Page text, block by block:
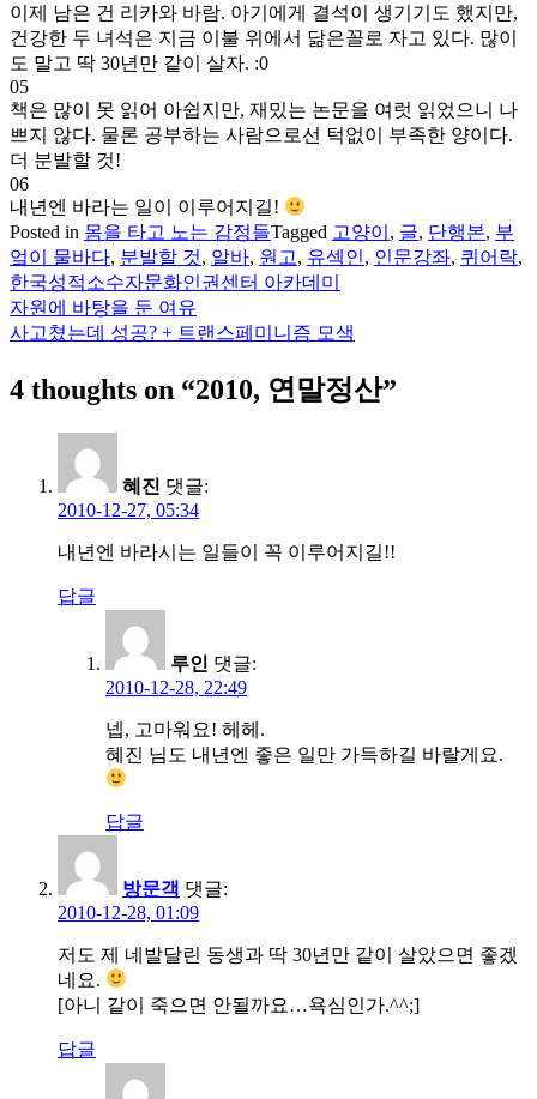
이제 남은 건 리카와 바람. 아기에게 결석이 생기기도 했지만,
건강한 두 녀석은 지금 이불 위에서 닮은꼴로 자고 있다. 많이
도 말고 딱 30년만 같이 살자. :0
05
책은 많이 못 읽어 아쉽지만, 재밌는 논문을 여럿 읽었으니 나
쁘지 않다. 물론 공부하는 사람으로선 턱없이 부족한 양이다.
더 분발할 것!
06
내년엔 바라는 일이 이루어지길!
Posted in 몸을 타고 노는 감정들Tagged 고양이 , 글, 단행본, 부
엌이 물바다, 분발할 것, 알바, 원고, 유섹인, 인문강좌, 퀴어락,
한국성적소수자문화인권센터 아카데미
글
탐
색
자원에 바탕을 둔 여유
사고쳤는데 성공? + 트랜스페미니즘 모색
4 thoughts on “2010, 연말정산”
혜진 댓글:
2010-12-27, 05:34
내년엔 바라시는 일들이 꼭 이루어지길!!
답글
루인 댓글:
2010-12-28, 22:49
넵, 고마워요! 헤헤.
혜진 님도 내년엔 좋은 일만 가득하길 바랄게요.
답글
방문객 댓글:
2010-12-28, 01:09
저도 제 네발달린 동생과 딱 30년만 같이 살았으면 좋겠
네요.
[아니 같이 죽으면 안될까요…욕심인가.^^;]
답글